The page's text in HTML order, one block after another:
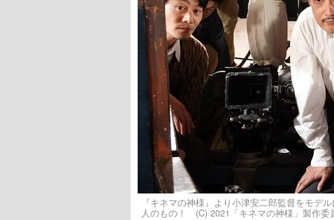
『キネマの神様』より小津安二郎監督をモデ
人のもの！ (C) 2021「キネマの神様」製作委